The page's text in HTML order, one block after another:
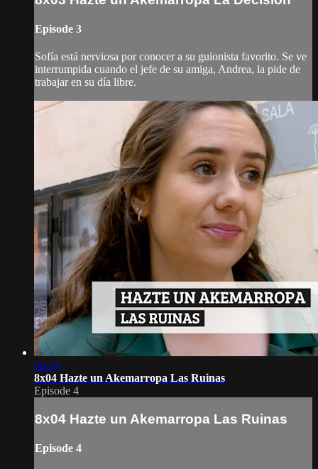
Episode 3
Sofía está nerviosa por conocer a su guionista favorito. Se ve
interrumpida cuando el jefe de su amiga, Andrea, la pide de
trabajar en su día libre.
03:54
8x04 Hazte un Akemarropa Las Ruinas
Episode 4
8x04 Hazte un Akemarropa Las Ruinas
Episode 4